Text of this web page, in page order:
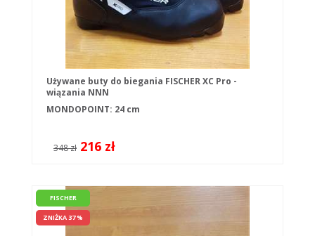
Używane buty do biegania FISCHER XC Pro -
wiązania NNN
MONDOPOINT: 24 cm
348 zł 216 zł
FISCHER
ZNIŻKA 37 %